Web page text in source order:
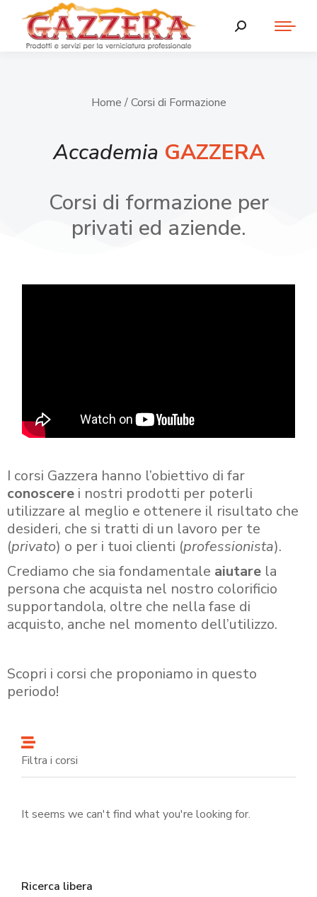
Home / Corsi di Formazione
Accademia GAZZERA
Corsi di formazione per
privati ed aziende.
I corsi Gazzera hanno l’obiettivo di far
conoscere i nostri prodotti per poterli
utilizzare al meglio e ottenere il risultato che
desideri, che si tratti di un lavoro per te
(privato) o per i tuoi clienti (professionista).
Crediamo che sia fondamentale aiutare la
persona che acquista nel nostro colorificio
supportandola, oltre che nella fase di
acquisto, anche nel momento dell’utilizzo.
Scopri i corsi che proponiamo in questo
periodo!
Filtra i corsi
It seems we can't find what you're looking for.
Ricerca libera